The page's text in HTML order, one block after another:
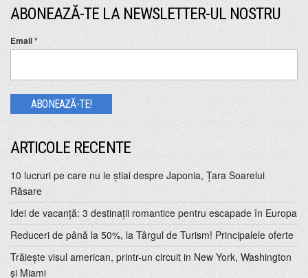
ABONEAZĂ-TE LA NEWSLETTER-UL NOSTRU
Email*
ARTICOLE RECENTE
10 lucruri pe care nu le ştiai despre Japonia, Ţara Soarelui
Răsare
Idei de vacanţă: 3 destinaţii romantice pentru escapade în Europa
Reduceri de până la 50%, la Târgul de Turism! Principalele oferte
Trăiește visul american, printr-un circuit in New York, Washington
și Miami